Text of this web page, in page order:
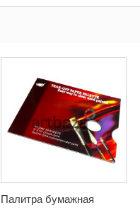
Палитра бумажная